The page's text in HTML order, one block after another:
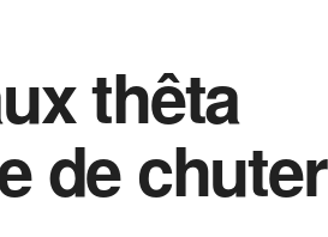
thêta
de chuter